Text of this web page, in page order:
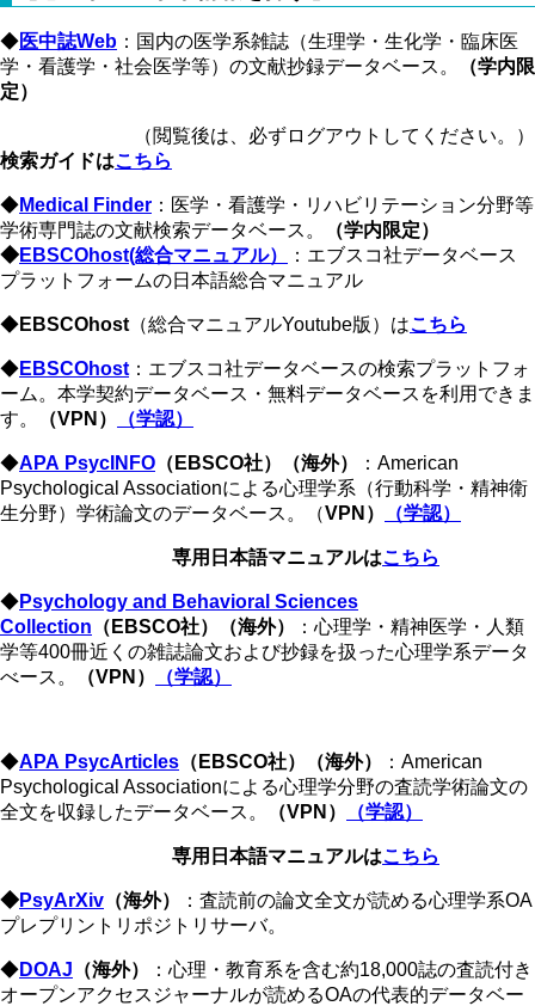
◆医中誌Web ：国内の医学系雑誌（生理学・生化学・臨床医
学・看護学・社会医学等）の文献抄録データベース。
（学内限
定）
（閲覧後は、必ずログアウトしてください。）
検索ガイドはこちら
◆Medical Finder ：医学・看護学・リハビリテーション分野等
学術専門誌の文献検索データベース。
（学内限定）
​​​​​​◆EBSCOhost(総合マニュアル）
：エブスコ社データベース
プラットフォームの日本語総合マニュアル
◆EBSCOhost （総合マニュアルYoutube版）はこちら
◆EBSCOhost ：エブスコ社データベースの検索プラットフォ
ーム。本学契約データベース・無料データベースを利用できま
す。
（VPN） （学認）
◆APA PsycINFO （EBSCO社）（海外）
：American
Psychological Associationによる心理学系（行動科学・精神衛
生分野）学術論文のデータベース。（VPN） （学認）
専用日本語マニュアルはこちら
◆Psychology and Behavioral Sciences
Collection （EBSCO社）（海外）
：心理学・精神医学・人類
学等400冊近くの雑誌論文および抄録を扱った心理学系データ
べース。
（VPN） （学認）
◆APA PsycArticles （EBSCO社）（海外）
：American
Psychological Associationによる心理学分野の査読学術論文の
全文を収録したデータベース。
（VPN） （学認）
専用日本語マニュアルはこちら
◆PsyArXiv （海外）
：査読前の論文全文が読める心理学系OA
プレプリントリポジトリサーバ。
◆DOAJ （海外）
：心理・教育系を含む約18,000誌の査読付き
オープンアクセスジャーナルが読めるOAの代表的データベー